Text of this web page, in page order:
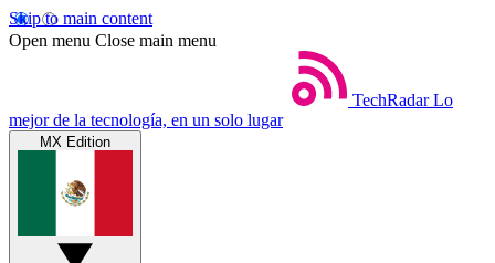
Skip to main content
Open menu Close main menu
TechRadar Lo
mejor de la tecnología, en un solo lugar
MX Edition